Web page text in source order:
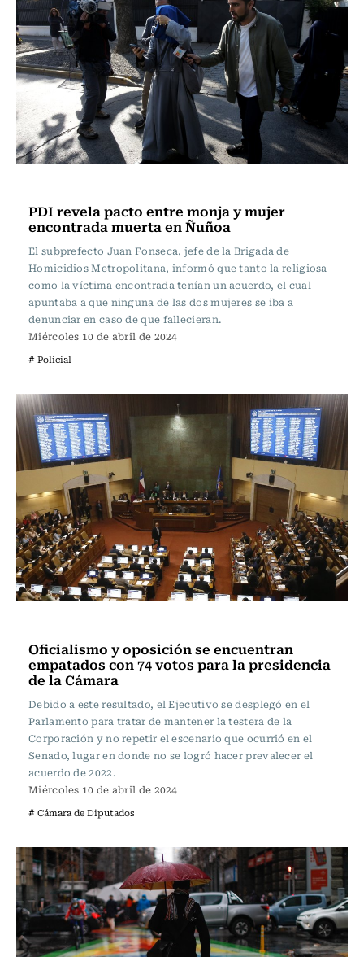
PDI revela pacto entre monja y mujer
encontrada muerta en Ñuñoa
El subprefecto Juan Fonseca, jefe de la Brigada de
Homicidios Metropolitana, informó que tanto la religiosa
como la víctima encontrada tenían un acuerdo, el cual
apuntaba a que ninguna de las dos mujeres se iba a
denunciar en caso de que fallecieran.
Miércoles 10 de abril de 2024
# Policial
Oficialismo y oposición se encuentran
empatados con 74 votos para la presidencia
de la Cámara
Debido a este resultado, el Ejecutivo se desplegó en el
Parlamento para tratar de mantener la testera de la
Corporación y no repetir el escenario que ocurrió en el
Senado, lugar en donde no se logró hacer prevalecer el
acuerdo de 2022.
Miércoles 10 de abril de 2024
# Cámara de Diputados